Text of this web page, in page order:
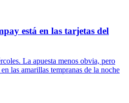
está en las tarjetas del
La apuesta menos obvia, pero
las amarillas tempranas de la noche